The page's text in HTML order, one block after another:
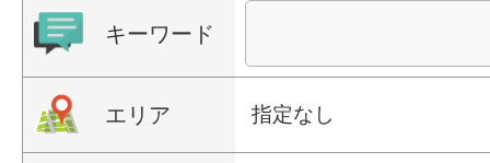
キーワード
エリア 指定なし